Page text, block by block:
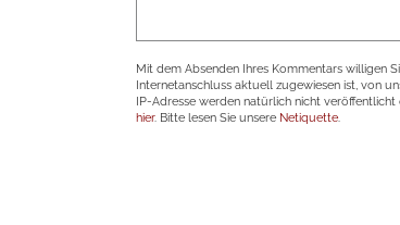
Mit dem Absenden Ihres Kommentars willigen
Internetanschluss aktuell zugewiesen ist, von
IP-Adresse werden natürlich nicht
hier. Bitte lesen Sie unsere Netiquette.